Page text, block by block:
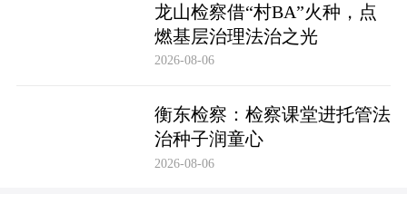
龙山检察借“村BA”火种，点
燃基层治理法治之光
2026-08-06
衡东检察：检察课堂进托管法
治种子润童心
2026-08-06